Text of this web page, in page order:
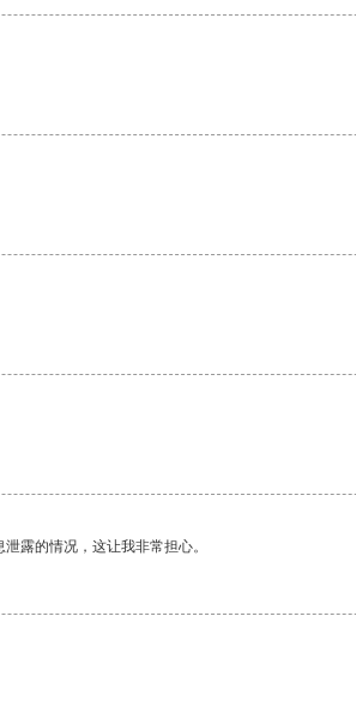
露的情况，这让我非常担心。